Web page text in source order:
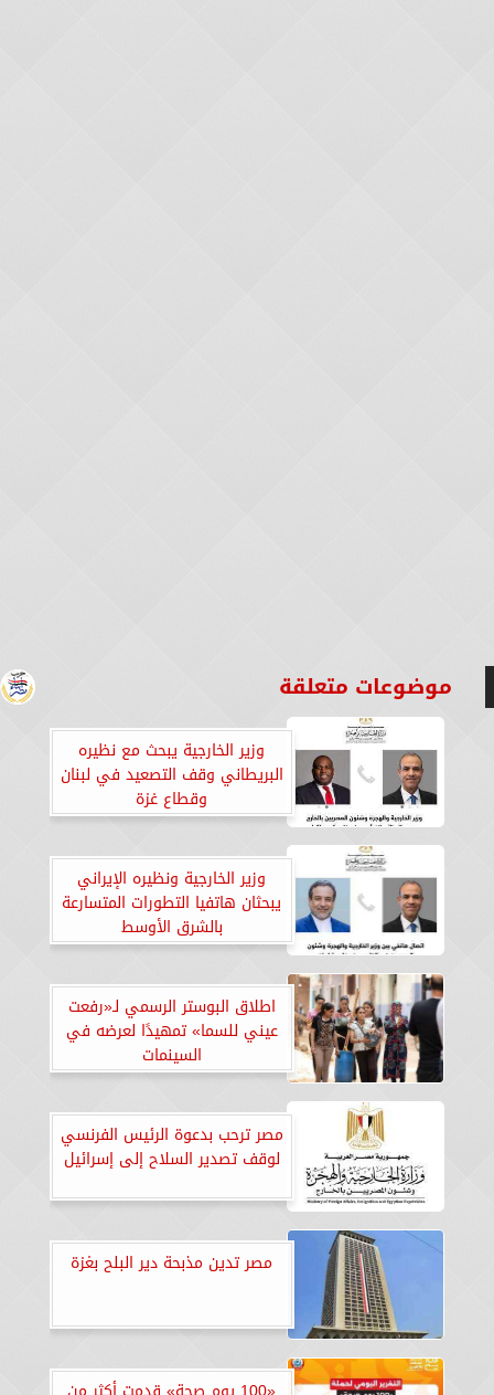
موضوعات متعلقة
وزير الخارجية يبحث مع نظيره
البريطاني وقف التصعيد في لبنان
وقطاع غزة
وزير الخارجية ونظيره الإيراني
يبحثان هاتفيا التطورات المتسارعة
بالشرق الأوسط
اطلاق البوستر الرسمي لـ«رفعت
عيني للسما» تمهيدًا لعرضه في
السينمات
مصر ترحب بدعوة الرئيس الفرنسي
لوقف تصدير السلاح إلى إسرائيل
مصر تدين مذبحة دير البلح بغزة